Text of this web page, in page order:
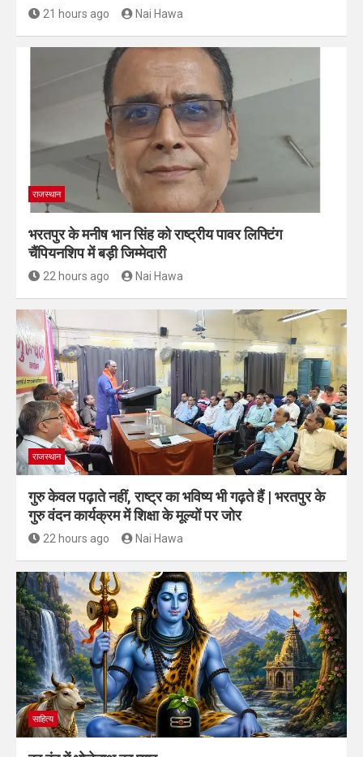
21 hours ago Nai Hawa
राजस्थान
भरतपुर के मनीष भान सिंह को राष्ट्रीय पावर लिफ्टिंग
चैंपियनशिप में बड़ी जिम्मेदारी
22 hours ago Nai Hawa
राजस्थान
गुरु केवल पढ़ाते नहीं, राष्ट्र का भविष्य भी गढ़ते हैं | भरतपुर के
गुरु वंदन कार्यक्रम में शिक्षा के मूल्यों पर जोर
22 hours ago Nai Hawa
साहित्य